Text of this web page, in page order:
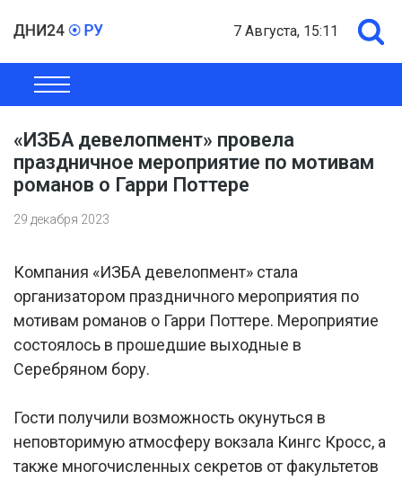
7 Августа, 15:11
ОБЩЕСТВО
«ИЗБА девелопмент» провела
праздничное мероприятие по мотивам
романов о Гарри Поттере
29 декабря 2023
Компания «ИЗБА девелопмент» стала
организатором праздничного мероприятия по
мотивам романов о Гарри Поттере. Мероприятие
состоялось в прошедшие выходные в
Серебряном бору.
Гости получили возможность окунуться в
неповторимую атмосферу вокзала Кингс Кросс, а
также многочисленных секретов от факультетов